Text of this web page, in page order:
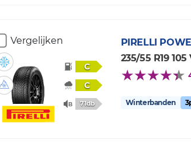
Vergelijken
C
C
71db
PIRELLI
235/55 R19 105
Winterbanden